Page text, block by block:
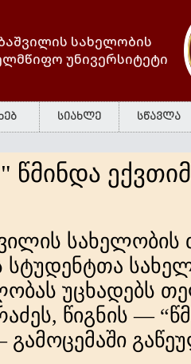
სახელობის
უნივერსიტეტი
სიახლე სწავლა
წმინდა
სტუდენტთა
უცხადებს
წიგნის —
გამოცემაში